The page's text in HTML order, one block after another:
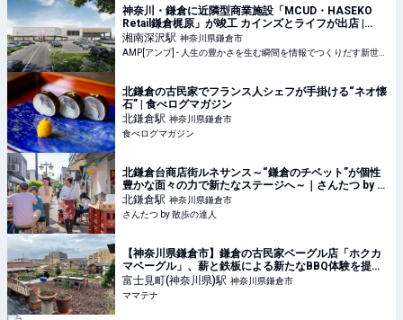
神奈川・鎌倉に近隣型商業施設「MCUD・HASEKO
Retail鎌倉梶原」が竣工 カインズとライフが出店 |
AMP[アンプ] - 人生の豊かさを生む瞬間を情報でつく
りだす新世代向けビジネスメディア
湘南深沢駅 神奈川県鎌倉市
北鎌倉の古民家でフランス人シェフが手掛ける“ネオ懐
石” | 食べログマガジン
北鎌倉駅 神奈川県鎌倉市
食べログマガジン
北鎌倉台商店街ルネサンス～“鎌倉のチベット”が個性
豊かな面々の力で新たなステージへ～｜さんたつ by 散
歩の達人
北鎌倉駅 神奈川県鎌倉市
さんたつ by 散歩の達人
【神奈川県鎌倉市】鎌倉の古民家ベーグル店「ホクカ
マベーグル」、薪と鉄板による新たなBBQ体験を提供 |
ママテナ
富士見町(神奈川県)駅 神奈川県鎌倉市
ママテナ